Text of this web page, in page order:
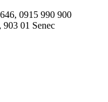
0915 990 900
903 01 Senec